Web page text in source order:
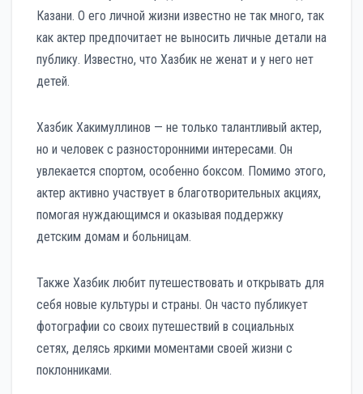
Казани. О его личной жизни известно не так много, так
как актер предпочитает не выносить личные детали на
публику. Известно, что Хазбик не женат и у него нет
детей.
Хазбик Хакимуллинов — не только талантливый актер,
но и человек с разносторонними интересами. Он
увлекается спортом, особенно боксом. Помимо этого,
актер активно участвует в благотворительных акциях,
помогая нуждающимся и оказывая поддержку
детским домам и больницам.
Также Хазбик любит путешествовать и открывать для
себя новые культуры и страны. Он часто публикует
фотографии со своих путешествий в социальных
сетях, делясь яркими моментами своей жизни с
поклонниками.